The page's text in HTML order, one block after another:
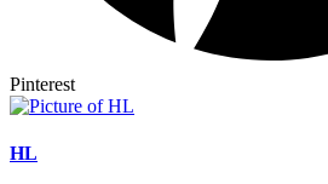
Pinterest
HL